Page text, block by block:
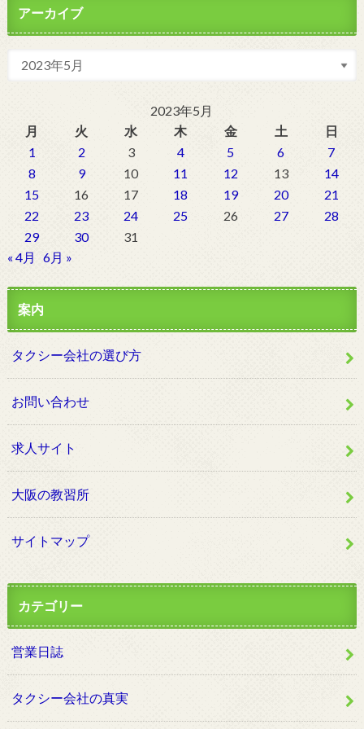
アーカイブ
2023年5月
月
火 水 木 金 土
日
1
2 3 4 5 6
7
8
9 10 11 12 13
14
15
16 17 18 19 20
21
22
23 24 25 26 27
28
29
30
31
« 4月
6月 »
案内
タクシー会社の選び方
お問い合わせ
求人サイト
大阪の教習所
サイトマップ
カテゴリー
営業日誌
タクシー会社の真実